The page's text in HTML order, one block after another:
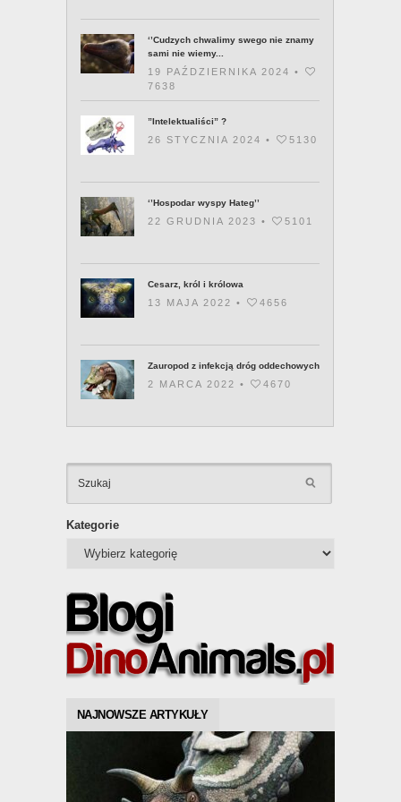
‘’Cudzych chwalimy swego nie znamy
sami nie wiemy...
19 PAŹDZIERNIKA 2024 •
7638
”Intelektualiści” ?
26 STYCZNIA 2024 • 5130
‘’Hospodar wyspy Hateg’’
22 GRUDNIA 2023 • 5101
Cesarz, król i królowa
13 MAJA 2022 • 4656
Zauropod z infekcją dróg oddechowych
2 MARCA 2022 • 4670
Kategorie
NAJNOWSZE ARTYKUŁY